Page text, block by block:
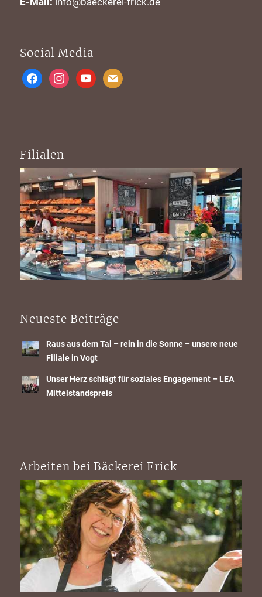
Social Media
facebookinstagramyoutubemail
Filialen
Neueste Beiträge
Raus aus dem Tal – rein in die Sonne – unsere neue
Filiale in Vogt
Unser Herz schlägt für soziales Engagement – LEA
Mittelstandspreis
Arbeiten bei Bäckerei Frick